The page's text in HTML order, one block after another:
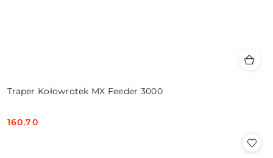
Traper Kołowrotek MX Feeder 3000
Cena:
160.70